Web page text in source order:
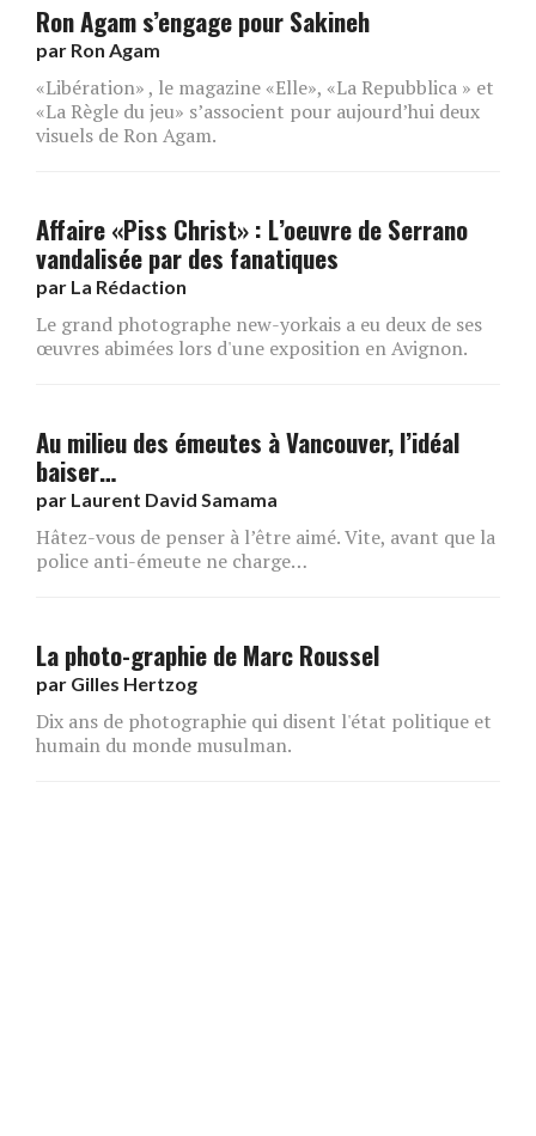
Ron Agam s’engage pour Sakineh
par Ron Agam
«Libération» , le magazine «Elle», «La Repubblica » et
«La Règle du jeu» s’associent pour aujourd’hui deux
visuels de Ron Agam.
Affaire «Piss Christ» : L’oeuvre de Serrano
vandalisée par des fanatiques
par La Rédaction
Le grand photographe new-yorkais a eu deux de ses
œuvres abimées lors d'une exposition en Avignon.
Au milieu des émeutes à Vancouver, l’idéal
baiser…
par Laurent David Samama
Hâtez-vous de penser à l’être aimé. Vite, avant que la
police anti-émeute ne charge…
La photo-graphie de Marc Roussel
par Gilles Hertzog
Dix ans de photographie qui disent l'état politique et
humain du monde musulman.